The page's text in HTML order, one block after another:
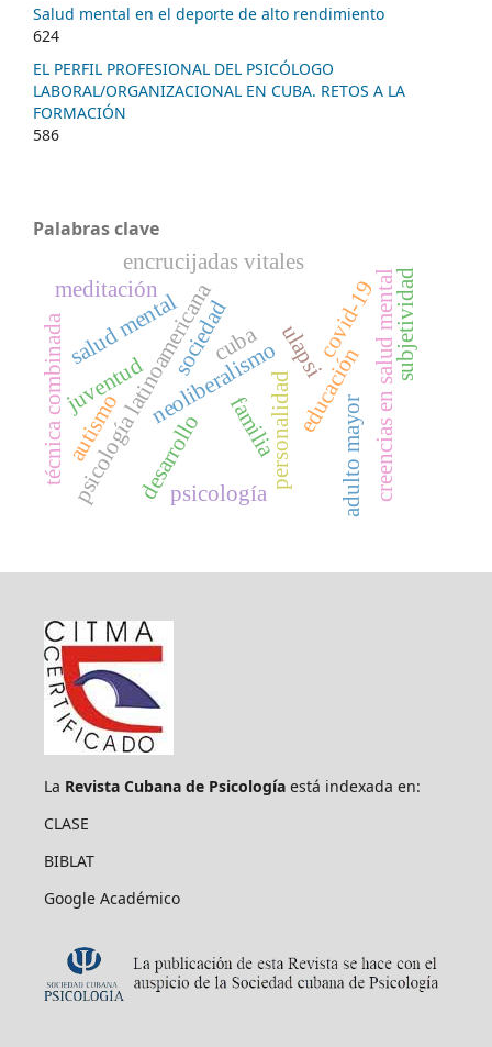
Salud mental en el deporte de alto rendimiento
624
EL PERFIL PROFESIONAL DEL PSICÓLOGO
LABORAL/ORGANIZACIONAL EN CUBA. RETOS A LA
FORMACIÓN
586
Palabras clave
psicología latinoamericana ulapsi
sociedad
educación
desarrollo personalidad
covid-19
neoliberalismo
psicología
salud mental creencias en salud mental
adulto mayor
meditación
técnica combinada
encrucijadas vitales
familia
juventud
cuba
autismo
subjetividad
La Revista Cubana de Psicologíaestá indexada en:
CLASE
BIBLAT
Google Académico